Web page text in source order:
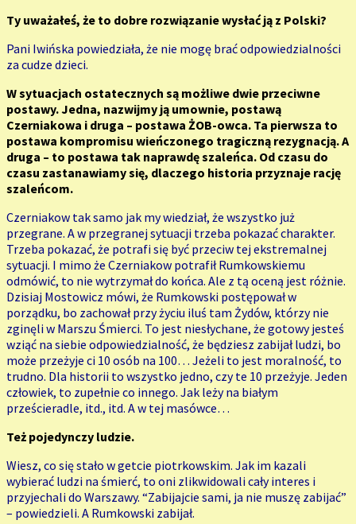
Ty uważałeś, że to dobre rozwiązanie wysłać ją z Polski?
Pani Iwińska powiedziała, że nie mogę brać odpowiedzialności
za cudze dzieci.
W sytuacjach ostatecznych są możliwe dwie przeciwne
postawy. Jedna, nazwijmy ją umownie, postawą
Czerniakowa i druga – postawa ŻOB-owca. Ta pierwsza to
postawa kompromisu wieńczonego tragiczną rezygnacją. A
druga – to postawa tak naprawdę szaleńca. Od czasu do
czasu zastanawiamy się, dlaczego historia przyznaje rację
szaleńcom.
Czerniakow tak samo jak my wiedział, że wszystko już
przegrane. A w przegranej sytuacji trzeba pokazać charakter.
Trzeba pokazać, że potrafi się być przeciw tej ekstremalnej
sytuacji. I mimo że Czerniakow potrafił Rumkowskiemu
odmówić, to nie wytrzymał do końca. Ale z tą oceną jest różnie.
Dzisiaj Mostowicz mówi, że Rumkowski postępował w
porządku, bo zachował przy życiu iluś tam Żydów, którzy nie
zginęli w Marszu Śmierci. To jest niesłychane, że gotowy jesteś
wziąć na siebie odpowiedzialność, że będziesz zabijał ludzi, bo
może przeżyje ci 10 osób na 100… Jeżeli to jest moralność, to
trudno. Dla historii to wszystko jedno, czy te 10 przeżyje. Jeden
człowiek, to zupełnie co innego. Jak leży na białym
prześcieradle, itd., itd. A w tej masówce…
Też pojedynczy ludzie.
Wiesz, co się stało w getcie piotrkowskim. Jak im kazali
wybierać ludzi na śmierć, to oni zlikwidowali cały interes i
przyjechali do Warszawy. “Zabijajcie sami, ja nie muszę zabijać”
– powiedzieli. A Rumkowski zabijał.